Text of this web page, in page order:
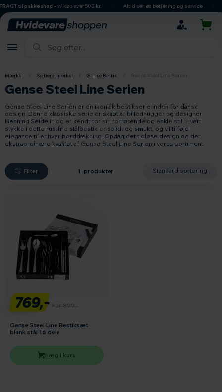
hovedindhold
søgning
navigation
indkøbskurv
til pakkeshop– v/ køb over 500 kr. Altid seriøs betjening og service
Mærker Se flere mærker Gense Bestik Gense Steel Line Serien
Gense Steel Line Serien
Gense Steel Line Serien er en ikonisk bestikserie inden for dansk
design. Denne klassiske serie er skabt af billedhugger og designer
Henning Seidelin og er kendt for sin forførende og enkle stil. Hvert
stykke i dette rustfrie stålbestik er solidt og smukt, og vil tilføje
elegance til enhver borddækning. Opdag det tidløse design og den
ekstraordinære kvalitet af Gense Steel Line Serien i vores sortiment.
Filter 1 produkter
769,- Før 899,-
Gense Steel Line Bestiksæt
blank stål 16 dele
Læg i kurv